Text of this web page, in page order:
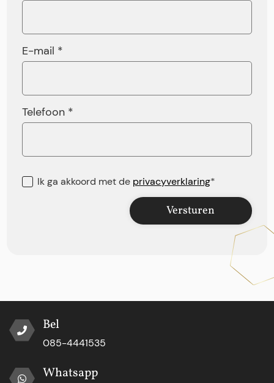
E-mail *
Telefoon *
Ik ga akkoord met de privacyverklaring*
Versturen
Bel
085-4441535
Whatsapp